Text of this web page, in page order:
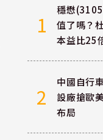
1
穩懋
值了嗎？
本益比25
2
中國自行
設廠搶歐
布局